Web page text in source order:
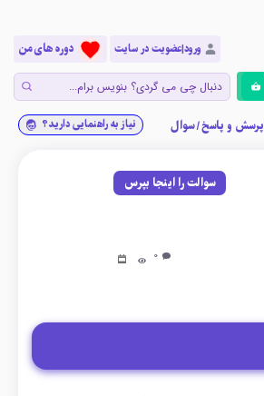
ورود|عضویت در سایت دوره های من
پرسش و پاسخ/سوال نیاز به راهنمایی دارید؟
سوالت را اینجا بپرس
0